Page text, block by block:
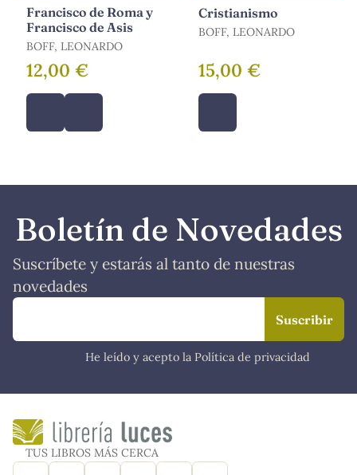
Francisco de Roma y
Francisco de Asis
BOFF, LEONARDO
12,00 €
Cristianismo
BOFF, LEONARDO
15,00 €
Boletín de Novedades
Suscríbete y estarás al tanto de nuestras
novedades
He leído y acepto la Política de privacidad
TUS LIBROS MÁS CERCA